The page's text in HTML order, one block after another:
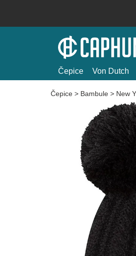
Čepice Von Dutch
Čepice > Bambule > New